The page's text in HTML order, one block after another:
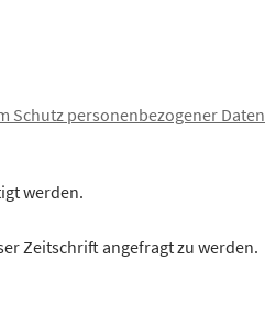
Schutz personenbezogener Daten
werden.
Zeitschrift angefragt zu werden.